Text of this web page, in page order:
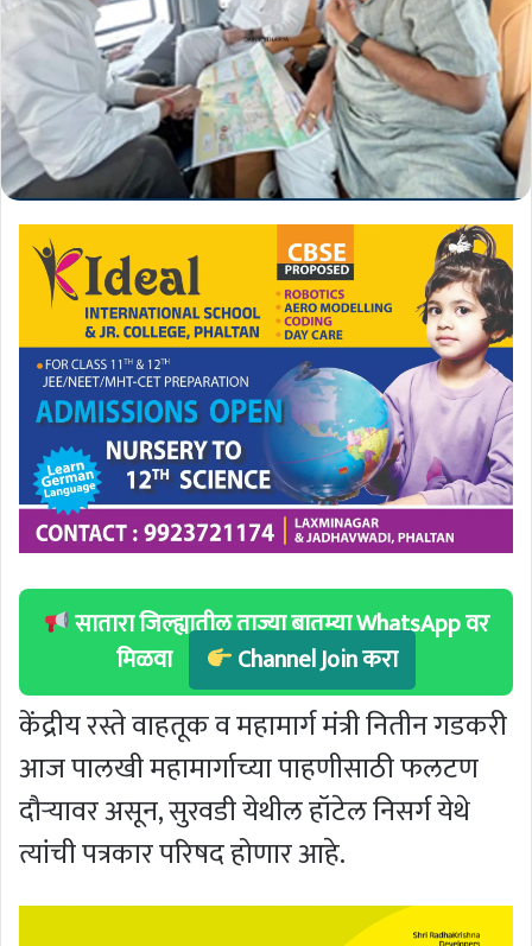
सातारा जिल्ह्यातील ताज्या बातम्या WhatsApp वर
मिळवा
Channel Join करा
केंद्रीय रस्ते वाहतूक व महामार्ग मंत्री नितीन गडकरी
आज पालखी महामार्गाच्या पाहणीसाठी फलटण
दौऱ्यावर असून, सुरवडी येथील हॉटेल निसर्ग येथे
त्यांची पत्रकार परिषद होणार आहे.